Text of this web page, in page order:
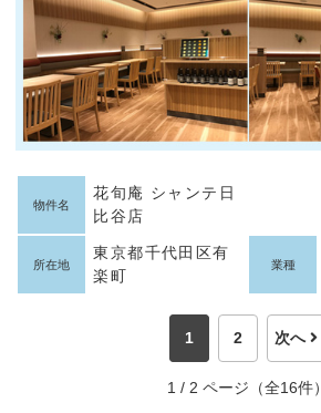
物件名
花旬庵 シャンテ日
比谷店
所在地
東京都千代田区有
楽町
業種
1 2 次へ
1 / 2 ページ（全16件）